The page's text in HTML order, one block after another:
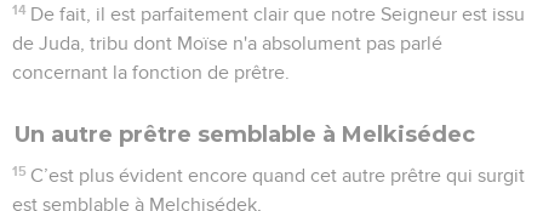
14 De fait, il est parfaitement clair que notre Seigneur est issu
de Juda, tribu dont Moïse n'a absolument pas parlé
concernant la fonction de prêtre.
Un autre prêtre semblable à Melkisédec
15 C’est plus évident encore quand cet autre prêtre qui surgit
est semblable à Melchisédek,